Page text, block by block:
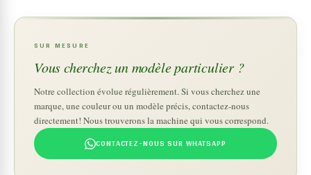
SUR MESURE
Vous cherchez un modèle particulier ?
Notre collection évolue régulièrement. Si vous cherchez une
marque, une couleur ou un modèle précis, contactez-nous
directement! Nous trouverons la machine qui vous correspond.
CONTACTEZ-NOUS SUR WHATSAPP